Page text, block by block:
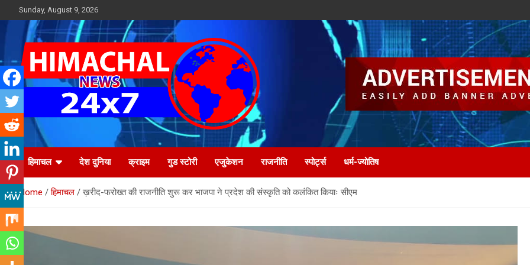
to
content
Sunday, August 9, 2026
Himachal News 24×7
Himachal's leading Electronic Media Channel
हिमाचल देश दुनिया क्राइम गुड स्टोरी एजुकेशन राजनीति स्पोर्ट्स धर्म-ज्योतिष
Home हिमाचल ख़रीद-फरोख्त की राजनीति शुरू कर भाजपा ने प्रदेश की संस्कृति को कलंकित कियाः सीएम